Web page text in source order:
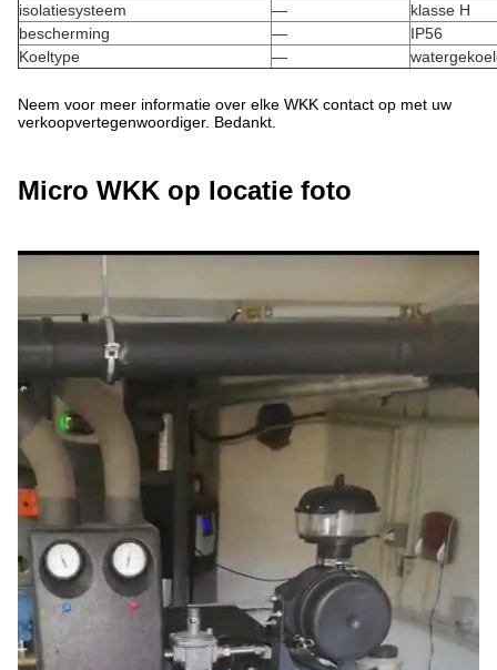
isolatiesysteem
—
klasse H
bescherming
—
IP56
Koeltype
—
Neem voor meer informatie over elke WKK contact op met uw
verkoopvertegenwoordiger. Bedankt.
Micro WKK op locatie foto